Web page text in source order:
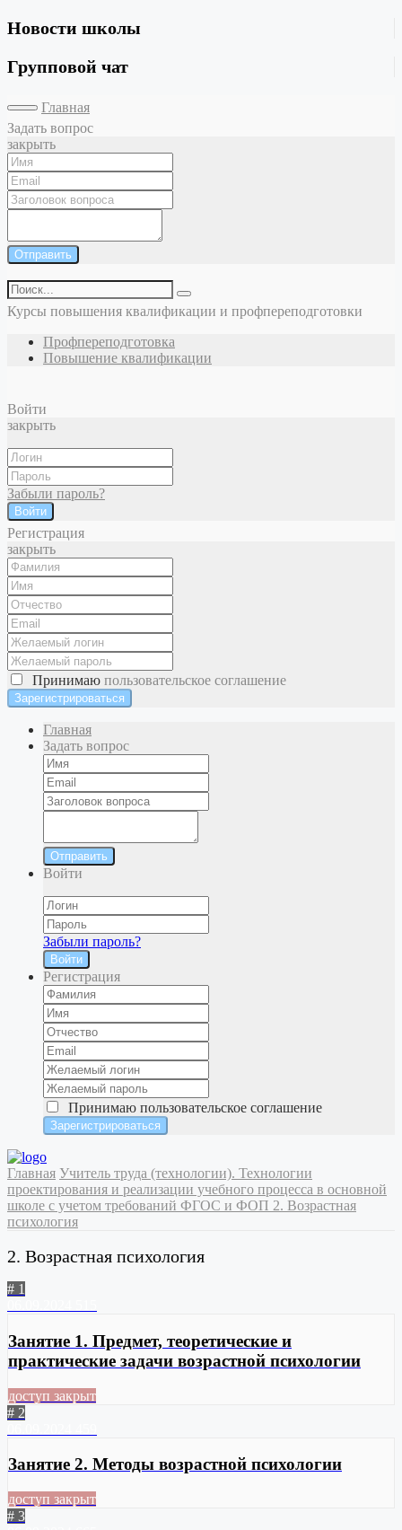
Новости школы
Групповой чат
Главная
Задать вопрос
закрыть
Отправить
Курсы повышения квалификации и профпереподготовки
Профпереподготовка
Повышение квалификации
Войти
закрыть
Забыли пароль?
Войти
Регистрация
закрыть
Принимаю пользовательское соглашение
Главная
Задать вопрос
Отправить
Войти
Забыли пароль?
Войти
Регистрация
Принимаю пользовательское соглашение
Главная Учитель труда (технологии). Технологии
проектирования и реализации учебного процесса в основной
школе с учетом требований ФГОС и ФОП 2. Возрастная
психология
2. Возрастная психология
# 1
Занятие 1. Предмет, теоретические и
практические задачи возрастной психологии
доступ закрыт
# 2
Занятие 2. Методы возрастной психологии
доступ закрыт
# 3